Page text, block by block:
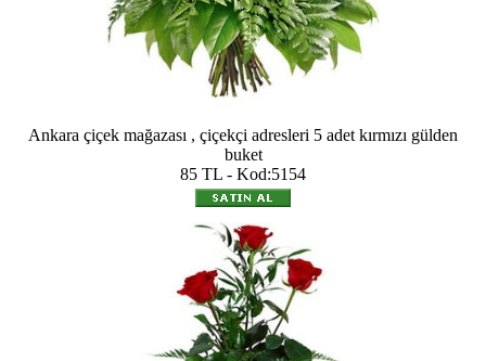
Ankara çiçek mağazası , çiçekçi adresleri 5 adet kırmızı gülden
buket
85 TL - Kod:5154